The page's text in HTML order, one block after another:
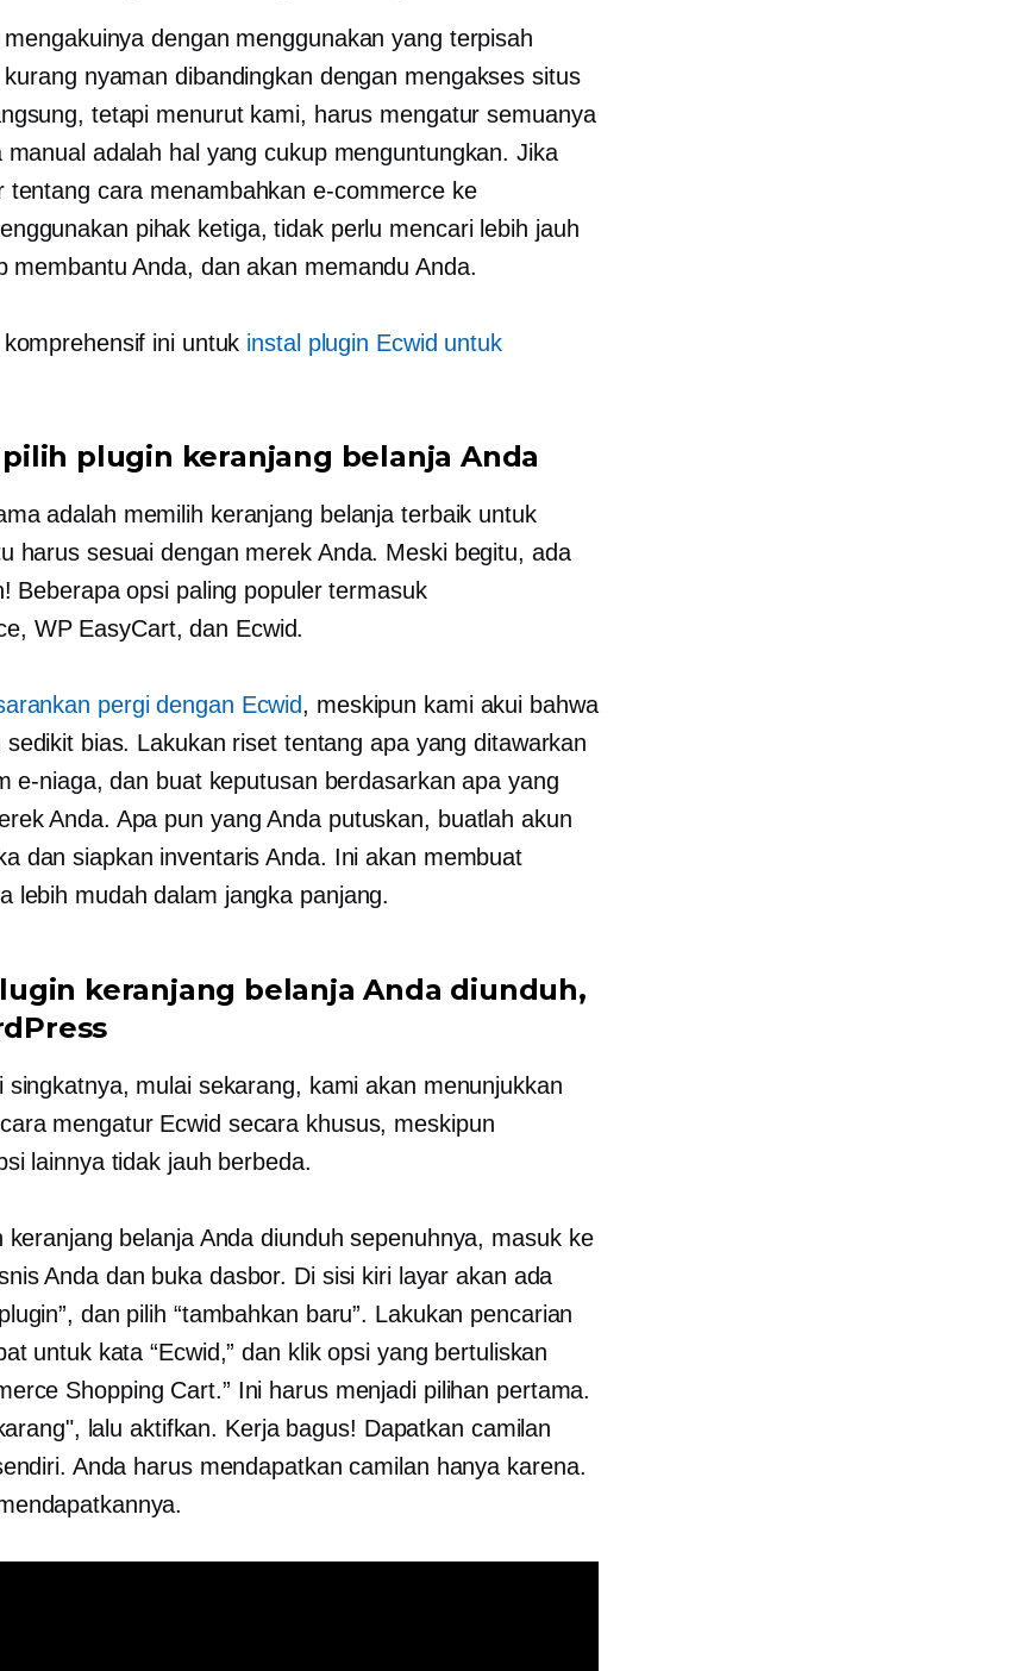
dengan menggunakan yang terpisah
nyaman dibandingkan dengan mengakses situs
tetapi menurut kami, harus mengatur semuanya
manual adalah hal yang cukup menguntungkan. Jika
tentang cara menambahkan e-commerce ke
pihak ketiga, tidak perlu mencari lebih jauh
membantu Anda, dan akan memandu Anda.
ini untuk instal plugin Ecwid untuk
plugin keranjang belanja Anda
adalah memilih keranjang belanja terbaik untuk
harus sesuai dengan merek Anda. Meski begitu, ada
Beberapa opsi paling populer termasuk
WP EasyCart, dan Ecwid.
pergi dengan Ecwid, meskipun kami akui bahwa
sedikit bias. Lakukan riset tentang apa yang ditawarkan
e-niaga, dan buat keputusan berdasarkan apa yang
Anda. Apa pun yang Anda putuskan, buatlah akun
dan siapkan inventaris Anda. Ini akan membuat
lebih mudah dalam jangka panjang.
keranjang belanja Anda diunduh,
singkatnya, mulai sekarang, kami akan menunjukkan
mengatur Ecwid secara khusus, meskipun
lainnya tidak jauh berbeda.
keranjang belanja Anda diunduh sepenuhnya, masuk ke
Anda dan buka dasbor. Di sisi kiri layar akan ada
dan pilih “tambahkan baru”. Lakukan pencarian
untuk kata “Ecwid,” dan klik opsi yang bertuliskan
Shopping Cart.” Ini harus menjadi pilihan pertama.
lalu aktifkan. Kerja bagus! Dapatkan camilan
Anda harus mendapatkan camilan hanya karena.